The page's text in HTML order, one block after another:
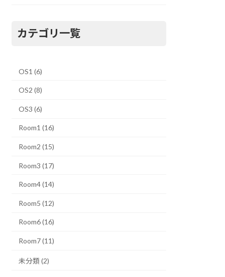
カテゴリ一覧
OS1 (6)
OS2 (8)
OS3 (6)
Room1 (16)
Room2 (15)
Room3 (17)
Room4 (14)
Room5 (12)
Room6 (16)
Room7 (11)
未分類 (2)